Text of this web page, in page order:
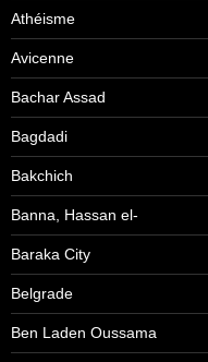
Athéisme
Avicenne
Bachar Assad
Bagdadi
Bakchich
Banna, Hassan el-
Baraka City
Belgrade
Ben Laden Oussama